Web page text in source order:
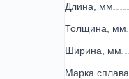
Длина, мм
Толщина, мм
Ширина, мм
Марка сплава